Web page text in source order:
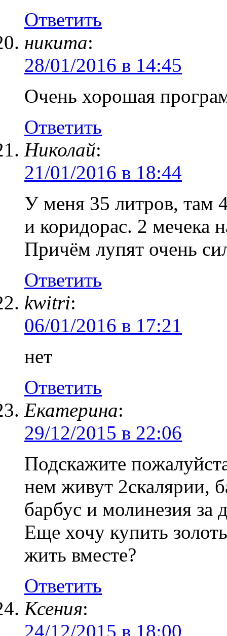
Ответить
никита:
28/01/2016 в 14:45
Очень хорошая
Ответить
Николай:
21/01/2016 в 18:44
У меня 35 литров, там
и коридорас. 2 мечека
Причём лупят очень
Ответить
kwitri:
06/01/2016 в 17:21
нет
Ответить
Екатерина:
29/12/2015 в 22:06
Подскажите
нем живут 2скалярии,
барбус и молинезия за
Еще хочу купить
жить вместе?
Ответить
Ксения:
24/12/2015 в 18:00